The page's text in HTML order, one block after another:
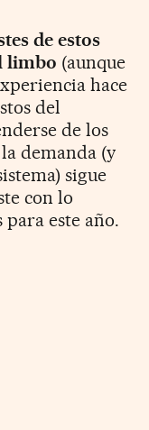
de estos
limbo (aunque
hace
del
de los
demanda (y
sigue
con lo
este año.